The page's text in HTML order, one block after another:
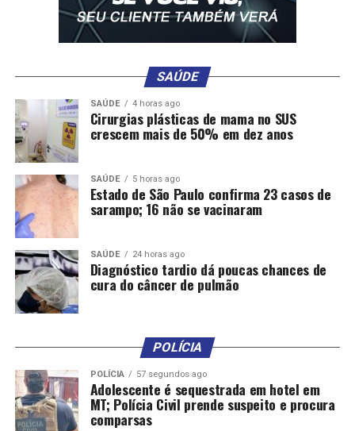
DON'T MISS
Aline Campos curte momento romântico em praia da
Bahia com namorado: ‘Amo muito’
SAÚDE
SAÚDE 4 horas ago
Cirurgias plásticas de mama no SUS
crescem mais de 50% em dez anos
SAÚDE 5 horas ago
Estado de São Paulo confirma 23 casos de
sarampo; 16 não se vacinaram
SAÚDE 24 horas ago
Diagnóstico tardio dá poucas chances de
cura do câncer de pulmão
POLÍCIA
POLÍCIA 57 segundos ago
Adolescente é sequestrada em hotel em
MT; Polícia Civil prende suspeito e procura
comparsas